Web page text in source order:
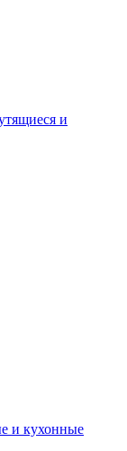
и
и кухонные